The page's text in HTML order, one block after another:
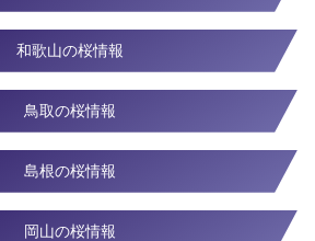
和歌山の桜情報
鳥取の桜情報
島根の桜情報
岡山の桜情報